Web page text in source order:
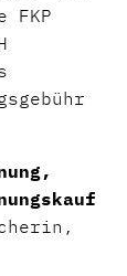
FKP